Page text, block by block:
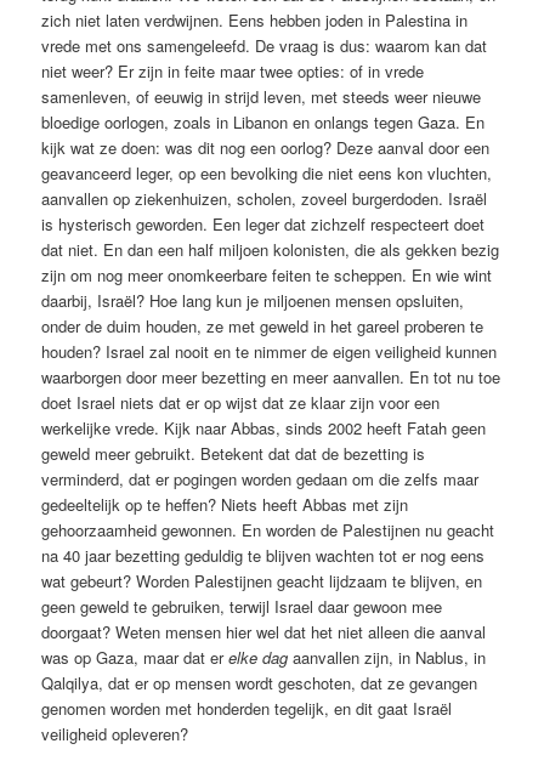
zich niet laten verdwijnen. Eens hebben joden in Palestina in
vrede met ons samengeleefd. De vraag is dus: waarom kan dat
niet weer? Er zijn in feite maar twee opties: of in vrede
samenleven, of eeuwig in strijd leven, met steeds weer nieuwe
bloedige oorlogen, zoals in Libanon en onlangs tegen Gaza. En
kijk wat ze doen: was dit nog een oorlog? Deze aanval door een
geavanceerd leger, op een bevolking die niet eens kon vluchten,
aanvallen op ziekenhuizen, scholen, zoveel burgerdoden. Israël
is hysterisch geworden. Een leger dat zichzelf respecteert doet
dat niet. En dan een half miljoen kolonisten, die als gekken bezig
zijn om nog meer onomkeerbare feiten te scheppen. En wie wint
daarbij, Israël? Hoe lang kun je miljoenen mensen opsluiten,
onder de duim houden, ze met geweld in het gareel proberen te
houden? Israel zal nooit en te nimmer de eigen veiligheid kunnen
waarborgen door meer bezetting en meer aanvallen. En tot nu toe
doet Israel niets dat er op wijst dat ze klaar zijn voor een
werkelijke vrede. Kijk naar Abbas, sinds 2002 heeft Fatah geen
geweld meer gebruikt. Betekent dat dat de bezetting is
verminderd, dat er pogingen worden gedaan om die zelfs maar
gedeeltelijk op te heffen? Niets heeft Abbas met zijn
gehoorzaamheid gewonnen. En worden de Palestijnen nu geacht
na 40 jaar bezetting geduldig te blijven wachten tot er nog eens
wat gebeurt? Worden Palestijnen geacht lijdzaam te blijven, en
geen geweld te gebruiken, terwijl Israel daar gewoon mee
doorgaat? Weten mensen hier wel dat het niet alleen die aanval
was op Gaza, maar dat erelke dag aanvallen zijn, in Nablus, in
Qalqilya, dat er op mensen wordt geschoten, dat ze gevangen
genomen worden met honderden tegelijk, en dit gaat Israël
veiligheid opleveren?